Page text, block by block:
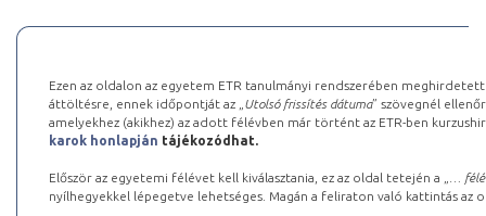
Ezen az oldalon az egyetem ETR tanulmányi rendszerében
áttöltésre, ennek időpontját az „ Utolsó frissítés dátuma” szövegnél
amelyekhez (akikhez) az adott félévben már történt az ETR-ben
karok honlapján tájékozódhat.
Először az egyetemi félévet kell kiválasztania, ez az oldal tetején a „
…
nyílhegyekkel lépegetve lehetséges. Magán a feliraton való kattintás az